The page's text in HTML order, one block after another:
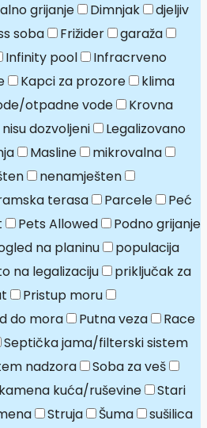
grijanje Dimnjak
djeljiv
soba Frižider
garaža
Infinity pool
Infracrveno
Kapci za prozore
klima
otpadne vode
Krovna
dozvoljeni
Legalizovano
Masline
mikrovalna
nenamješten
terasa Parcele
Peć
Pets Allowed
Podno grijanje
na planinu
populacija
na legalizaciju
priključak za
Pristup moru
do mora Putna veza
Race
Septička jama/filterski sistem
nadzora
Soba za veš
kuća/ruševine
Stari
Struja Šuma sušilica